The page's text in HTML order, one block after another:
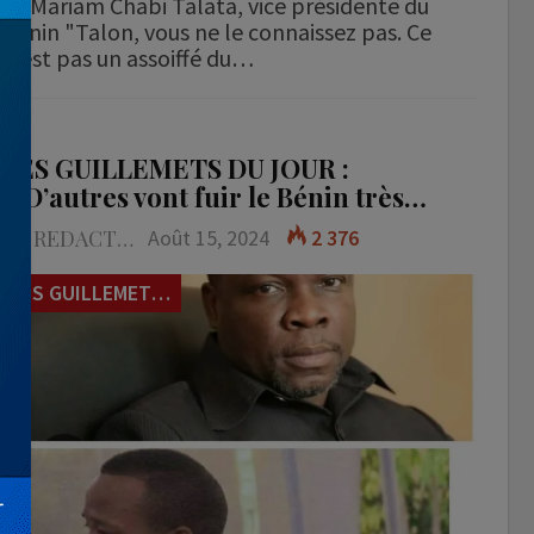
Bénin "Talon, vous ne le connaissez pas. Ce
n'est pas un assoiffé du…
LES GUILLEMETS DU JOUR :
« D’autres vont fuir le Bénin très…
LA REDACTION Août 15, 2024
2 376
LES GUILLEMETS DU JOUR